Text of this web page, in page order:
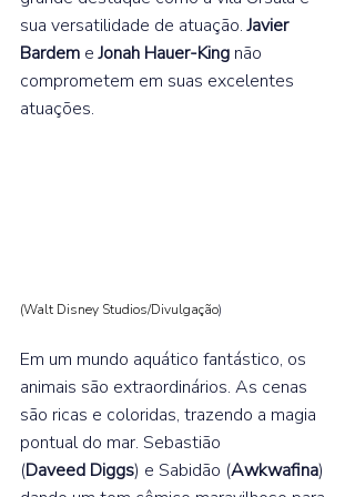
sua versatilidade de atuação. Javier
Bardem e Jonah Hauer-King não
comprometem em suas excelentes
atuações.
(Walt Disney Studios/Divulgação)
Em um mundo aquático fantástico, os
animais são extraordinários. As cenas
são ricas e coloridas, trazendo a magia
pontual do mar. Sebastião
(Daveed Diggs) e Sabidão (Awkwafina)